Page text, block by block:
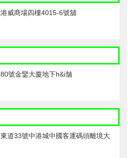
威商場四樓4015-6號舖
號金鑾大廈地下h&i舗
道33號中港城中國客運碼頭離境大